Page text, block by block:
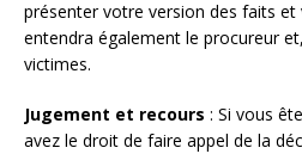
présenter votre version des faits
entendra également le procureur
victimes.
Jugement et recours : Si vous
avez le droit de faire appel de la